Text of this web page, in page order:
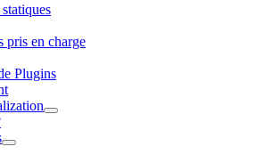
pris en charge
Plugins